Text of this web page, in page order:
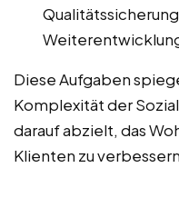
Diese Aufgaben
Komplexität der
darauf abzielt, das
Klienten zu